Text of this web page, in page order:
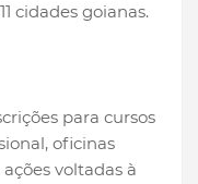
cidades goianas.
para cursos
oficinas
voltadas à